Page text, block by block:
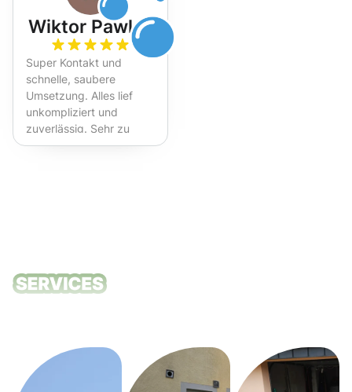
Wiktor Pawlak
Super Kontakt und
schnelle, saubere
Umsetzung. Alles lief
unkompliziert und
zuverlässig. Sehr zu
empfehlen!